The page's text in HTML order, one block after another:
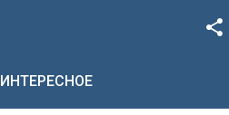
Google+
ИНТЕРЕСНОЕ